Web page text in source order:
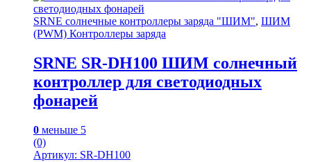
SRNE солнечные контроллеры заряда "ШИМ", ШИМ
(PWM) Контроллеры заряда
SRNE SR-DH100 ШИМ солнечный
контроллер для светодиодных
фонарей
0 меньше 5
(0)
Артикул: SR-DH100